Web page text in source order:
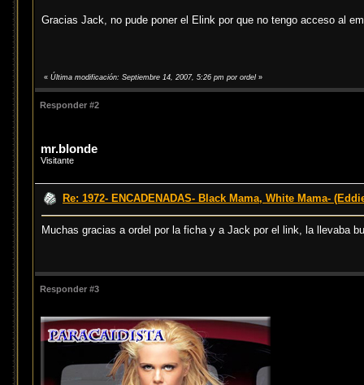
Gracias Jack, no pude poner el Elink por que no tengo acceso al
« Última modificación: Septiembre 14, 2007, 5:26 pm por ordel»
Responder #2
mr.blonde
Visitante
Re: 1972- ENCADENADAS- Black Mama, White Mama-
Muchas gracias a ordel por la ficha y a Jack por el link, la llevaba
Responder #3